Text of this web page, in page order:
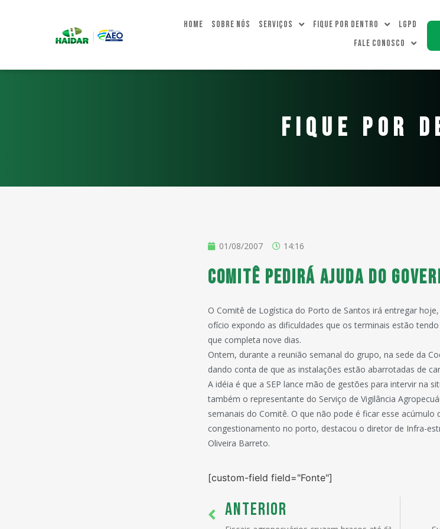
Home Sobre Nós Serviços Fique Por dentro
LGPD
Fale Conosco
FIQUE POR
01/08/2007 14:16
Comitê pedirá ajuda do
O Comitê de Logística do Porto de Santos irá entregar
ofício expondo as dificuldades que os terminais estão
que completa nove dias.
Ontem, durante a reunião semanal do grupo, na sede da
dando conta de que as instalações estão abarrotadas de
A idéia é que a SEP lance mão de gestões para intervir na
também o representante do Serviço de Vigilância
semanais do Comitê. O que não pode é ficar esse
congestionamento no porto, destacou o diretor de Infra-
Oliveira Barreto.
[custom-field field="Fonte"]
ANTERIOR